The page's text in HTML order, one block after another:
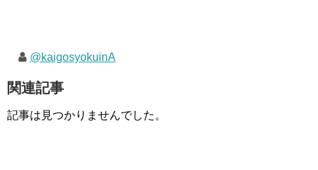
@kaigosyokuinA
関連記事
記事は見つかりませんでした。